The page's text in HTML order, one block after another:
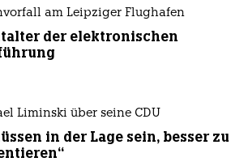
am Leipziger Flughafen
der elektronischen
Liminski über seine CDU
in der Lage sein, besser zu